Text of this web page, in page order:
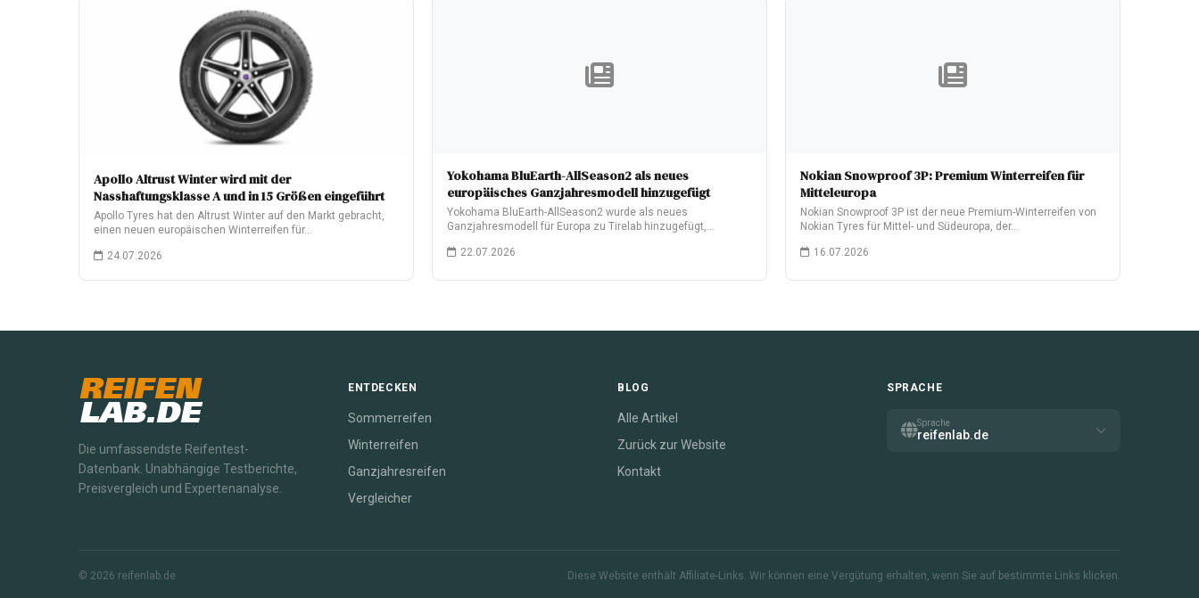
Apollo Altrust Winter wird mit der
Nasshaftungsklasse A und in 15 Größen eingeführt
Apollo Tyres hat den Altrust Winter auf den Markt gebracht,
einen neuen europäischen Winterreifen für…
24.07.2026
Yokohama BluEarth-AllSeason2 als neues
europäisches Ganzjahresmodell hinzugefügt
Yokohama BluEarth-AllSeason2 wurde als neues
Ganzjahresmodell für Europa zu Tirelab hinzugefügt,
22.07.2026
Nokian Snowproof 3P: Premium Winterreifen für
Mitteleuropa
Nokian Snowproof 3P ist der neue Premium-Winterreifen von
Nokian Tyres für Mittel- und Südeuropa, der…
16.07.2026
REIFEN
LAB.DE
Die umfassendste Reifentest-
Datenbank. Unabhängige Testberichte,
Preisvergleich und Expertenanalyse.
ENTDECKEN
Sommerreifen
Winterreifen
Ganzjahresreifen
Vergleicher
BLOG
Alle Artikel
Zurück zur Website
Kontakt
SPRACHE
Sprache
reifenlab.de
© 2026 reifenlab.de Diese Website enthält Affiliate-Links. Wir können eine Vergütung erhalten, wenn Sie auf bestimmte Links klicken.